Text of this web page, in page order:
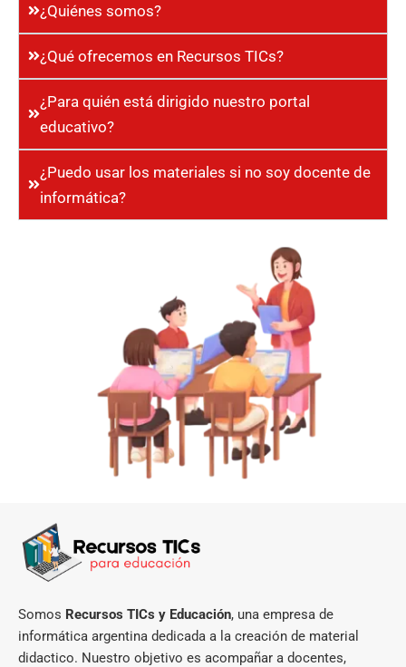
¿Quiénes somos?
¿Qué ofrecemos en Recursos TICs?
¿Para quién está dirigido nuestro portal
educativo?
¿Puedo usar los materiales si no soy docente de
informática?
Somos Recursos TICs y Educación, una empresa de
informática argentina dedicada a la creación de material
didactico. Nuestro objetivo es acompañar a docentes,